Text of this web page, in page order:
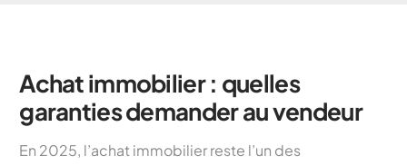
Achat immobilier : quelles
garanties demander au vendeur
En 2025, l’achat immobilier reste l’un des